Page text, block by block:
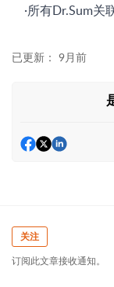
·所有Dr.Sum关
已更新： 9月前
关注
订阅此文章接收通知。